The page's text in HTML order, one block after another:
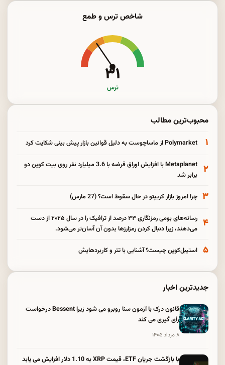
شاخص ترس و طمع
۳۱
ترس
محبوب‌ترین مطالب
۱ Polymarket از ماساچوست به دلیل قوانین بازار پیش بینی شکایت کرد
۲
Metaplanet با افزایش اوراق قرضه با 3.6 میلیارد نفر روی بیت کوین دو
برابر شد
۳ چرا امروز بازار کریپتو در حال سقوط است؟ (27 مارس)
۴
رسانه‌های بومی رمزنگاری ۳۳ درصد از ترافیک را در سال ۲۰۲۵ از دست
می‌دهند، زیرا دنبال کردن رمزارزها بدون آن آسان‌تر می‌شود.
۵ استیبل‌کوین چیست؟ آشنایی با تتر و کاربردهایش
جدیدترین اخبار
قانون درک با آزمون سنا روبرو می شود زیرا Bessent درخواست
رأی گیری می کند
۸ مرداد ۱۴۰۵
با بازگشت جریان ETF، قیمت XRP به 1.10 دلار افزایش می یابد